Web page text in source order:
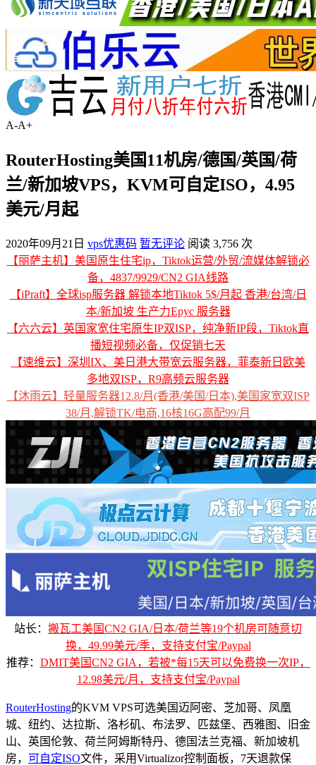
A-A+
RouterHosting美国11机房/德国/英国/荷
兰/新加坡VPS，KVM可自定ISO，4.95
美元/月起
2020年09月21日 vps优惠码 暂无评论 阅读 3,756 次
【丽萨主机】美国原生住宅ip，Tiktok运营/外贸/流媒体解锁必
备，4837/9929/CN2 GIA线路
【iPraft】全球isp服务器 解锁本地Tiktok 5$/月起 香港/台湾/日
本/新加坡 生产力Epyc 服务器
【六六云】英国家宽住宅原生IP双ISP，纯净新IP段，Tiktok直
播短视频必备，仅促销七天
【速维云】深圳IX、美日港大带宽云服务器，菲泰新日欧美
多地双ISP，R9高频云服务器
【沐雨云】轻量服务器12.8/月(香港/美国/日本),美国家宽双ISP
38/月,解锁TK/电商,16核16G高配99/月
站长： 搬瓦工美国CN2 GIA/日本/荷兰等19个机房可随意切
换，49.99美元/季，支持支付宝/Paypal
推荐： DMIT美国CN2 GIA，若被*每15天可以免费换一次IP，
12.98美元/月，支持支付宝/Paypal
RouterHosting的KVM VPS可选美国迈阿密、芝加哥、凤凰
城、纽约、达拉斯、洛杉矶、布法罗、匹兹堡、西雅图、旧金
山、英国伦敦、荷兰阿姆斯特丹、德国法兰克福、新加坡机
房， 可自定ISO文件，采用Virtualizor控制面板，7天退款保